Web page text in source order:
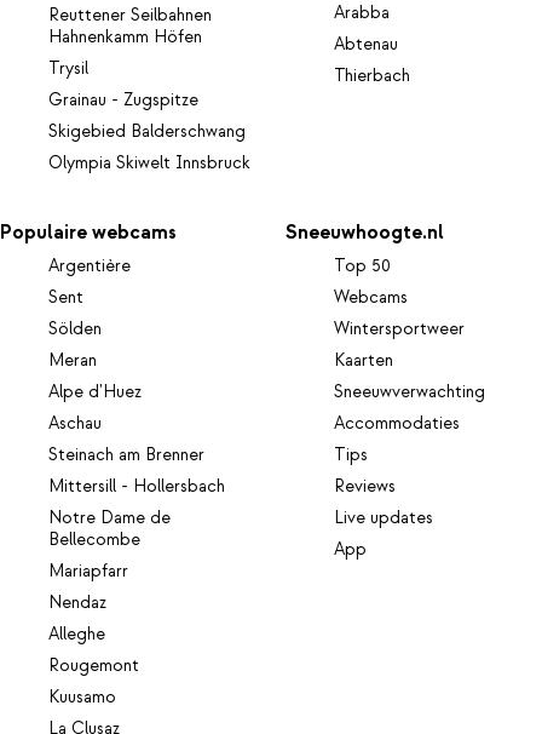
Reuttener Seilbahnen
Hahnenkamm Höfen
Trysil
Grainau - Zugspitze
Skigebied Balderschwang
Olympia Skiwelt Innsbruck
Arabba
Abtenau
Thierbach
Populaire webcams
Argentière
Sent
Sölden
Meran
Alpe d'Huez
Aschau
Steinach am Brenner
Mittersill - Hollersbach
Notre Dame de
Bellecombe
Mariapfarr
Nendaz
Alleghe
Rougemont
Kuusamo
La Clusaz
Sneeuwhoogte.nl
Top 50
Webcams
Wintersportweer
Kaarten
Sneeuwverwachting
Accommodaties
Tips
Reviews
Live updates
App